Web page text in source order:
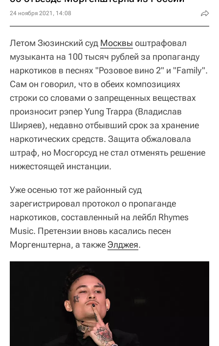
24 ноября 2021, 14:08
Летом Зюзинский суд Москвы оштрафовал
музыканта на 100 тысяч рублей за пропаганду
наркотиков в песнях "Розовое вино 2" и "Family".
Сам он говорил, что в обеих композициях
строки со словами о запрещенных веществах
произносит рэпер Yung Trappa (Владислав
Ширяев), недавно отбывший срок за хранение
наркотических средств. Защита обжаловала
штраф, но Мосгорсуд не стал отменять решение
нижестоящей инстанции.
Уже осенью тот же районный суд
зарегистрировал протокол о пропаганде
наркотиков, составленный на лейбл Rhymes
Music. Претензии вновь касались песен
Моргенштерна, а такжеЭлджея.